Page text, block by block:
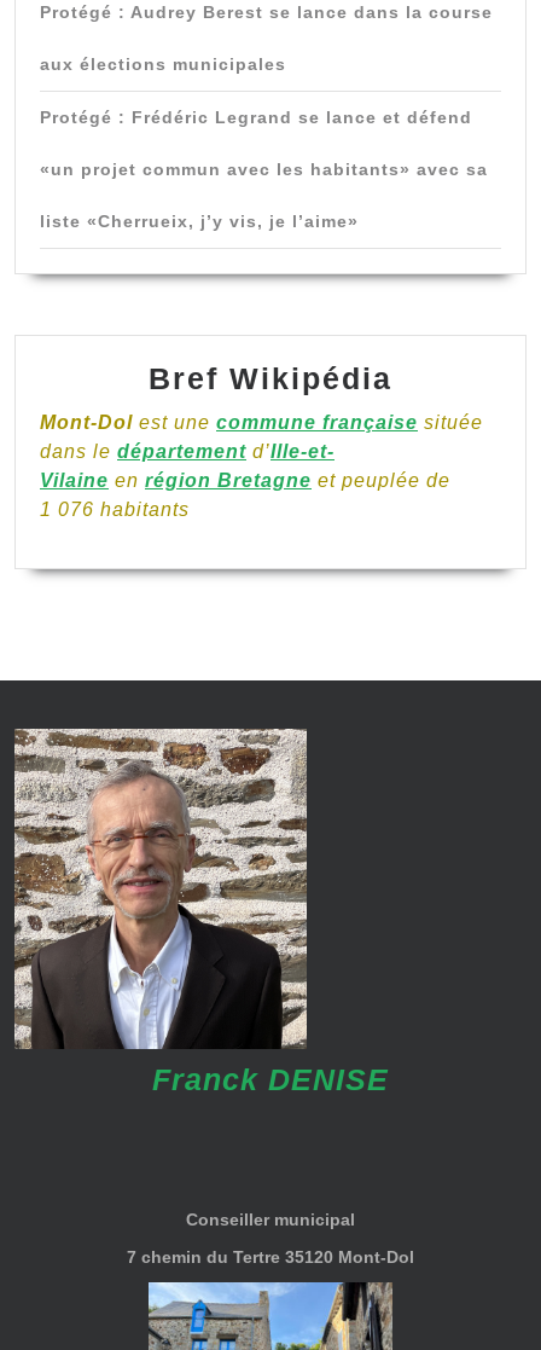
Protégé : Audrey Berest se lance dans la course
aux élections municipales
Protégé : Frédéric Legrand se lance et défend
«un projet commun avec les habitants» avec sa
liste «Cherrueix, j’y vis, je l’aime»
Bref Wikipédia
Mont-Dol est une commune française située
dans le département d’Ille-et-
Vilaine en région Bretagne et peuplée de
1 076 habitants
Franck DENISE
Conseiller municipal
7 chemin du Tertre 35120 Mont-Dol